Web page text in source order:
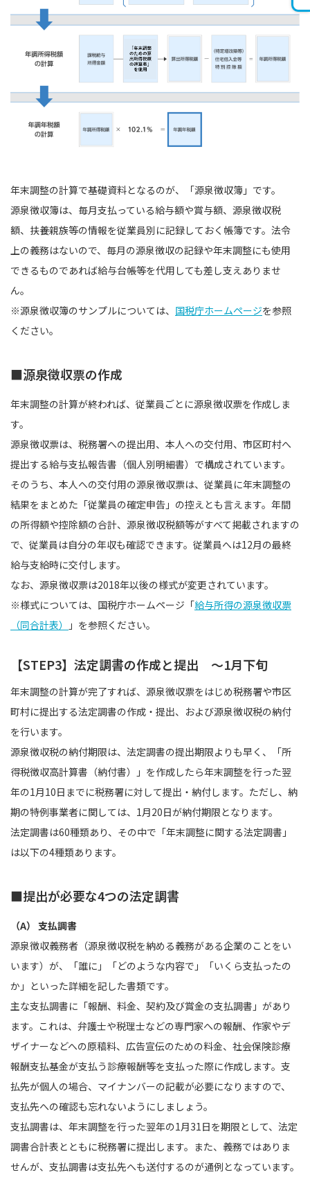
年末調整の計算で基礎資料となるのが、「源泉徴収簿」です。
源泉徴収簿は、毎月支払っている給与額や賞与額、源泉徴収税
額、扶養親族等の情報を従業員別に記録しておく帳簿です。法令
上の義務はないので、毎月の源泉徴収の記録や年末調整にも使用
できるものであれば給与台帳等を代用しても差し支えありませ
ん。
※源泉徴収簿のサンプルについては、 国税庁ホームページを参照
ください。
■源泉徴収票の作成
年末調整の計算が終われば、従業員ごとに源泉徴収票を作成しま
す。
源泉徴収票は、税務署への提出用、本人への交付用、市区町村へ
提出する給与支払報告書（個人別明細書）で構成されています。
そのうち、本人への交付用の源泉徴収票は、従業員に年末調整の
結果をまとめた「従業員の確定申告」の控えとも言えます。年間
の所得額や控除額の合計、源泉徴収税額等がすべて掲載されますの
で、従業員は自分の年収も確認できます。従業員へは12月の最終
給与支給時に交付します。
なお、源泉徴収票は2018年以後の様式が変更されています。
※様式については、国税庁ホームページ「給与所得の源泉徴収票
（同合計表）
」を参照ください。
【STEP3】法定調書の作成と提出 〜1月下旬
年末調整の計算が完了すれば、源泉徴収票をはじめ税務署や市区
町村に提出する法定調書の作成・提出、および源泉徴収税の納付
を行います。
源泉徴収税の納付期限は、法定調書の提出期限よりも早く、「所
得税徴収高計算書（納付書）」を作成したら年末調整を行った翌
年の1月10日までに税務署に対して提出・納付します。ただし、納
期の特例事業者に関しては、1月20日が納付期限となります。
法定調書は60種類あり、その中で「年末調整に関する法定調書」
は以下の4種類あります。
■提出が必要な4つの法定調書
（A） 支払調書
源泉徴収義務者（源泉徴収税を納める義務がある企業のことをい
います）が、「誰に」「どのような内容で」「いくら支払ったの
か」といった詳細を記した書類です。
主な支払調書に「報酬、料金、契約及び賞金の支払調書」があり
ます。これは、弁護士や税理士などの専門家への報酬、作家やデ
ザイナーなどへの原稿料、広告宣伝のための料金、社会保険診療
報酬支払基金が支払う診療報酬等を支払った際に作成します。支
払先が個人の場合、マイナンバーの記載が必要になりますので、
支払先への確認も忘れないようにしましょう。
支払調書は、年末調整を行った翌年の1月31日を期限として、法定
調書合計表とともに税務署に提出します。また、義務ではありま
せんが、支払調書は支払先へも送付するのが通例となっています。